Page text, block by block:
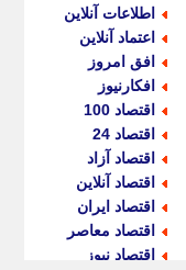
اطلاعات آنلاین
اعتماد آنلاین
افق امروز
افکارنیوز
اقتصاد 100
اقتصاد 24
اقتصاد آزاد
اقتصاد آنلاین
اقتصاد ایران
اقتصاد معاصر
اقتصاد نیوز